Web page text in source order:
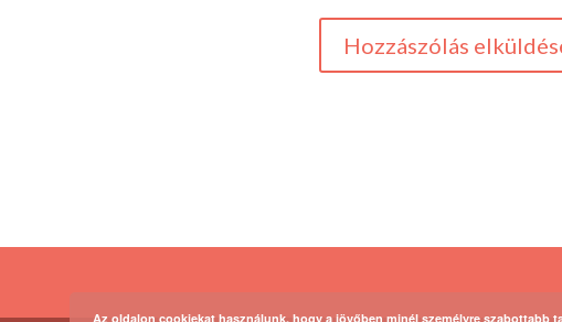
Az oldalon cookiekat használunk, hogy a jövőben minél személyre szabottabb